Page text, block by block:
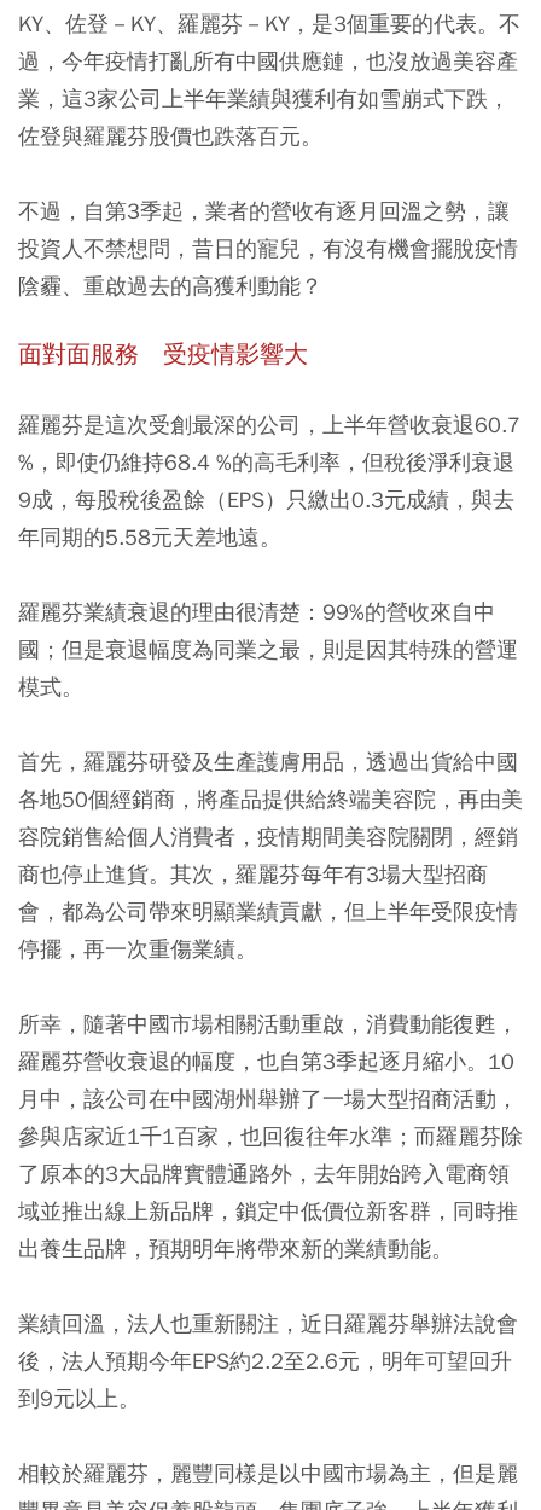
KY、佐登－KY、羅麗芬－KY，是3個重要的代表。不
過，今年疫情打亂所有中國供應鏈，也沒放過美容產
業，這3家公司上半年業績與獲利有如雪崩式下跌，
佐登與羅麗芬股價也跌落百元。
不過，自第3季起，業者的營收有逐月回溫之勢，讓
投資人不禁想問，昔日的寵兒，有沒有機會擺脫疫情
陰霾、重啟過去的高獲利動能？
面對面服務 受疫情影響大
羅麗芬是這次受創最深的公司，上半年營收衰退60.7
%，即使仍維持68.4 %的高毛利率，但稅後淨利衰退
9成，每股稅後盈餘（EPS）只繳出0.3元成績，與去
年同期的5.58元天差地遠。
羅麗芬業績衰退的理由很清楚：99%的營收來自中
國；但是衰退幅度為同業之最，則是因其特殊的營運
模式。
首先，羅麗芬研發及生產護膚用品，透過出貨給中國
各地50個經銷商，將產品提供給終端美容院，再由美
容院銷售給個人消費者，疫情期間美容院關閉，經銷
商也停止進貨。其次，羅麗芬每年有3場大型招商
會，都為公司帶來明顯業績貢獻，但上半年受限疫情
停擺，再一次重傷業績。
所幸，隨著中國市場相關活動重啟，消費動能復甦，
羅麗芬營收衰退的幅度，也自第3季起逐月縮小。10
月中，該公司在中國湖州舉辦了一場大型招商活動，
參與店家近1千1百家，也回復往年水準；而羅麗芬除
了原本的3大品牌實體通路外，去年開始跨入電商領
域並推出線上新品牌，鎖定中低價位新客群，同時推
出養生品牌，預期明年將帶來新的業績動能。
業績回溫，法人也重新關注，近日羅麗芬舉辦法說會
後，法人預期今年EPS約2.2至2.6元，明年可望回升
到9元以上。
相較於羅麗芬，麗豐同樣是以中國市場為主，但是麗